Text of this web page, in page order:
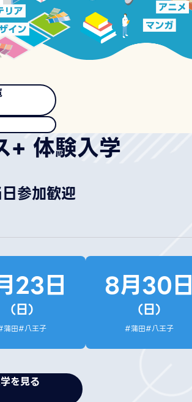
+ 体験入学
参加歓迎
23日
（日）
蒲田#八王子
8月30日
（日）
#蒲田#八王子
を見る